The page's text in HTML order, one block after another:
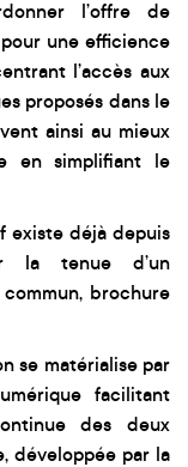
l’offre de
une efficience
l’accès aux
proposés dans le
ainsi au mieux
en simplifiant le
existe déjà depuis
la tenue d’un
brochure
se matérialise par
facilitant
des deux
développée par la